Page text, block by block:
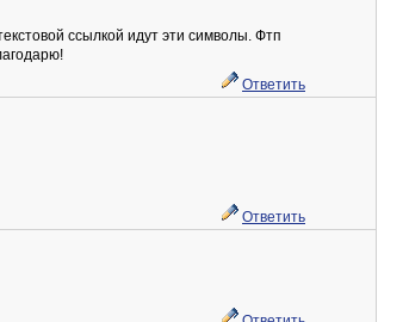
ссылкой идут эти символы. Фтп
Ответить
Ответить